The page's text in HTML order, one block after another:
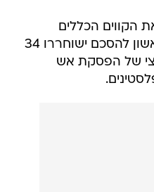
הקווים הכללים
הצפויים להסכם: בשלב הראשון להסכם ישוחררו 34
של הפסקת אש